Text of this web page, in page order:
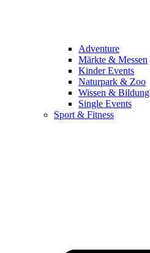
Adventure
Märkte & Messen
Kinder Events
Naturpark & Zoo
Wissen & Bildung
Single Events
Sport & Fitness